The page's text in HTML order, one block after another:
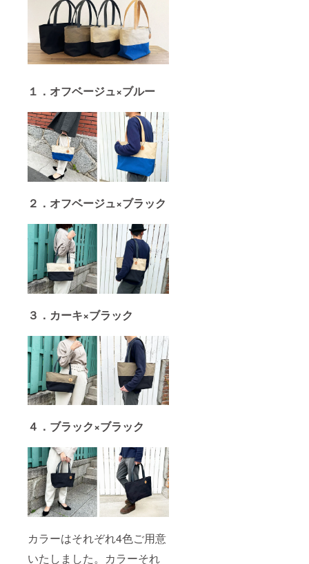
１．オフベージュ×ブルー
２．オフベージュ×ブラック
３．カーキ×ブラック
４．ブラック×ブラック
カラーはそれぞれ4色ご用意
いたしました。カラーそれ